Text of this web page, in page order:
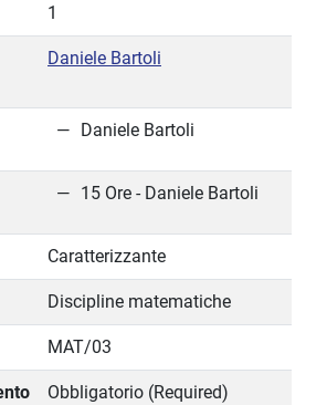
1
Daniele Bartoli
Daniele Bartoli
15 Ore - Daniele Bartoli
Caratterizzante
Discipline matematiche
MAT/03
Obbligatorio (Required)